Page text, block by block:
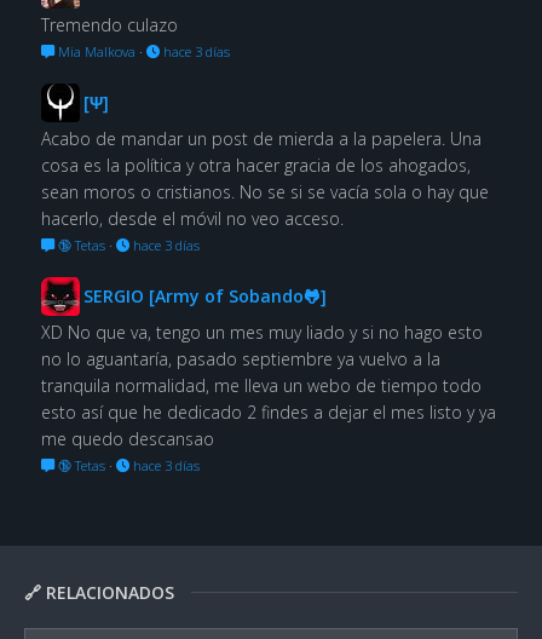
🔗 RELACIONADOS
Tremendo culazo
Mia Malkova · hace 3 días
[Ψ]
Acabo de mandar un post de mierda a la papelera. Una
cosa es la política y otra hacer gracia de los ahogados,
sean moros o cristianos. No se si se vacía sola o hay que
hacerlo, desde el móvil no veo acceso.
🔞 Tetas· hace 3 días
SERGIO [Army of Sobando🐸]
XD No que va, tengo un mes muy liado y si no hago esto
no lo aguantaría, pasado septiembre ya vuelvo a la
tranquila normalidad, me lleva un webo de tiempo todo
esto así que he dedicado 2 findes a dejar el mes listo y ya
me quedo descansao
🔞 Tetas· hace 3 días